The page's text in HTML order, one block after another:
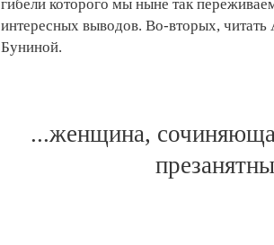
гибели которого мы ныне так
интересных выводов. Во-вторых,
Буниной.
...женщина,